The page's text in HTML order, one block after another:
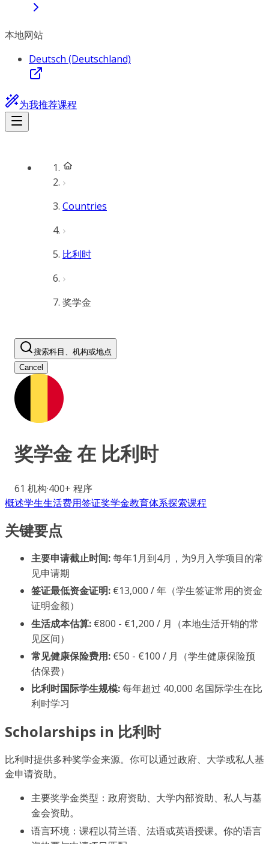
本地网站
Deutsch (Deutschland)
为我推荐课程
Countries
比利时
奖学金
搜索科目、机构或地点
Cancel
奖学金 在 比利时
61 机构·400+ 程序
概述学生生活费用签证奖学金教育体系探索课程
关键要点
主要申请截止时间:每年1月到4月，为9月入学项目的常
见申请期
签证最低资金证明: €13,000 / 年（学生签证常用的资金
证明金额）
生活成本估算: €800 - €1,200 / 月（本地生活开销的常
见区间）
常见健康保险费用: €50 - €100 / 月（学生健康保险预
估保费）
比利时国际学生规模:每年超过 40,000 名国际学生在比
利时学习
Scholarships in 比利时
比利时提供多种奖学金来源。你可以通过政府、大学或私人基
金申请资助。
主要奖学金类型：政府资助、大学内部资助、私人与基
金会资助。
语言环境：课程以荷兰语、法语或英语授课。你的语言